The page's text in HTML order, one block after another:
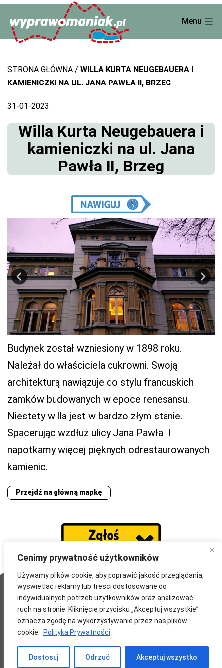
Cenimy prywatność użytkowników
Używamy plików cookie, aby poprawić jakość przeglądania,
wyświetlać reklamy lub treści dostosowane do
indywidualnych potrzeb użytkowników oraz analizować
ruch na stronie. Kliknięcie przycisku „Akceptuj wszystkie”
oznacza zgodę na wykorzystywanie przez nas plików
cookie.
Polityka Prywatności
Dostosuj Odrzuć Akceptuj wszystko
content
Menu
STRONA GŁÓWNA
WILLA KURTA NEUGEBAUERA I
KAMIENICZKI NA UL. JANA PAWŁA II, BRZEG
31-01-2023
Willa Kurta Neugebauera i
kamieniczki na ul. Jana
Pawła II, Brzeg
Budynek został wzniesiony w 1898 roku.
Należał do właściciela cukrowni. Swoją
architekturą nawiązuje do stylu francuskich
zamków budowanych w epoce renesansu.
Niestety willa jest w bardzo złym stanie.
Spacerując wzdłuż ulicy Jana Pawła II
napotkamy więcej pięknych odrestaurowanych
kamienic.
Przejdź na główną mapkę
Strona Główna O portalu Współpraca
Partnerzy
Blog Polityka prywatności
redakcja@wyprawomaniak.pl